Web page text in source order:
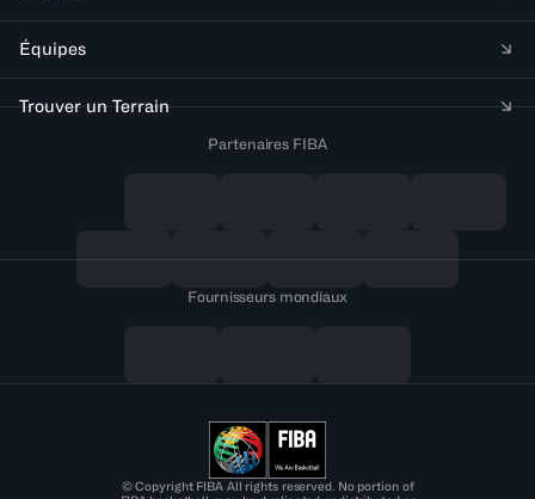
Équipes
Trouver un Terrain
Partenaires FIBA
Fournisseurs mondiaux
© Copyright FIBA All rights reserved. No portion of